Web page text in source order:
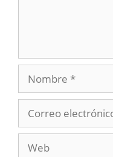
Nombre
electrónico